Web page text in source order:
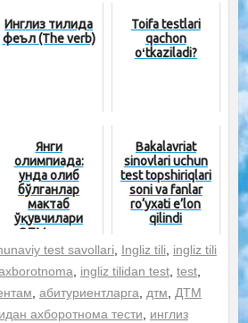
Инглиз тилида
феъл (The verb)
Toifa testlari
qachon
oʻtkaziladi?
Янги
олимпиада:
унда ғолиб
бўлганлар
мактаб
ўқувчилари
ОТМларга
имтиҳонсиз
қабул қилинади
Bakalavriat
sinovlari uchun
test topshiriqlari
soni va fanlar
ro‘yxati e’lon
qilindi
test savollari, Ingliz tili, ingliz tili
, ingliz tilidan test, test,
, абитуриентларга, дтм, ДТМ
ахборотнома тести, инглиз